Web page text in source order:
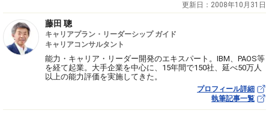
更新日： 2008年10月31日
藤田 聰
キャリアプラン・リーダーシップ ガイド
キャリアコンサルタント
能力・キャリア・リーダー開発のエキスパート。IBM、PAOS等
を経て起業。大手企業を中心に、15年間で150社、延べ50万人
以上の能力評価を実施してきた。
プロフィール詳細
執筆記事一覧